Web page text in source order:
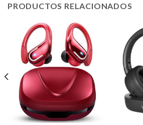
PRODUCTOS RELACIONADOS